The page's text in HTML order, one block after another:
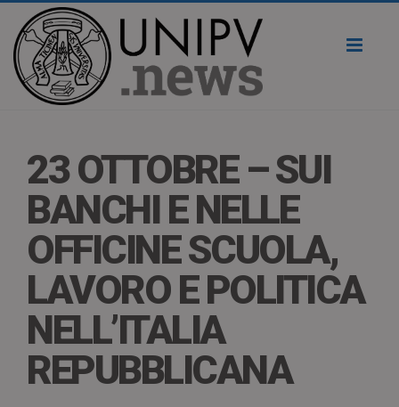
23 OTTOBRE – SUI
BANCHI E NELLE
OFFICINE SCUOLA,
LAVORO E POLITICA
NELL’ITALIA
REPUBBLICANA